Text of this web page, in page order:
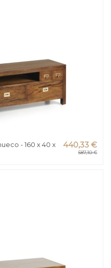
- 160 x 40 x
440,33 €
587,10 €